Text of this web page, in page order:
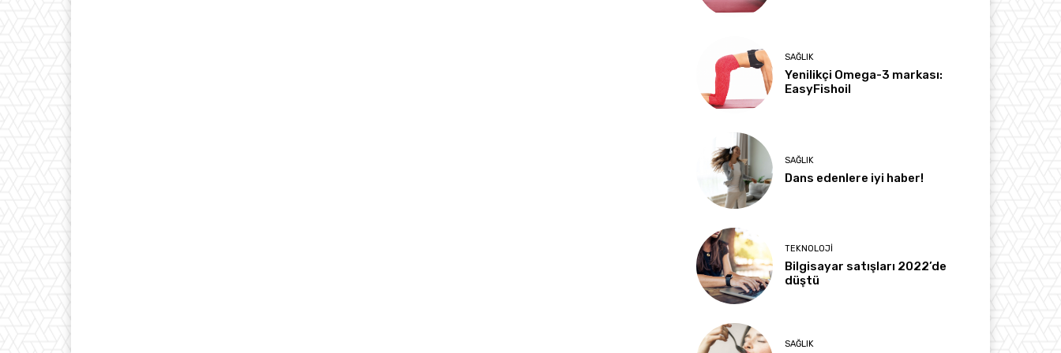
SAĞLIK
Yenilikçi Omega-3 markası:
EasyFishoil
SAĞLIK
Dans edenlere iyi haber!
TEKNOLOJI
Bilgisayar satışları 2022’de
düştü
SAĞLIK